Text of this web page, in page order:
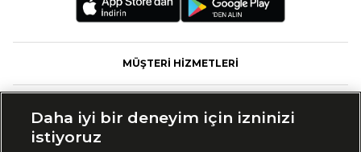
MÜŞTERİ HİZMETLERİ
Daha iyi bir deneyim için izninizi
istiyoruz